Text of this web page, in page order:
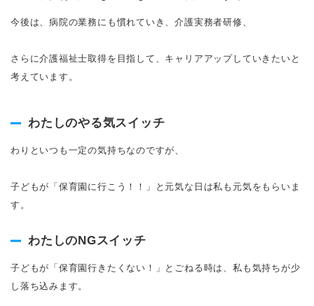
今後は、病院の業務にも慣れていき、介護実務者研修、
さらに介護福祉士取得を目指して、キャリアアップしていきたいと
考えています。
わたしのやる気スイッチ
わりといつも一定の気持ちなのですが、
子どもが「保育園に行こう！！」と元気な日は私も元気をもらいま
す。
わたしのNGスイッチ
子どもが「保育園行きたくない！」とごねる時は、私も気持ちが少
し落ち込みます。